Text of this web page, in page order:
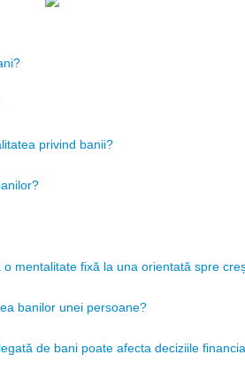
privind banii?
mentalitate fixă ​​la una orientată spre
banilor unei persoane?
de bani poate afecta deciziile